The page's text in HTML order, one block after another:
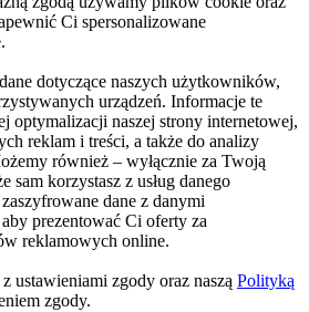
Ci spersonalizowane
dotyczące naszych użytkowników,
urządzeń. Informacje te
optymalizacji naszej strony internetowej,
reklam i treści, a także do analizy
również – wyłącznie za Twoją
sam korzystasz z usług danego
dane z danymi
prezentować Ci oferty za
reklamowych online.
ustawieniami zgody oraz naszą Polityką
zgody.